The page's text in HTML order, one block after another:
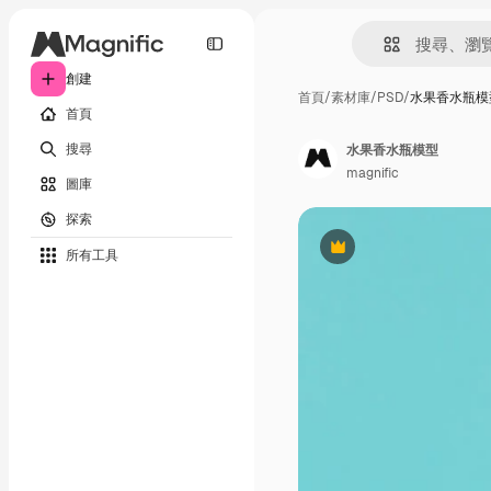
創建
首頁
搜尋
圖庫
探索
所有工具
首頁/素材庫/PSD/水果香水瓶
Premium
水果香水瓶模型
magnific